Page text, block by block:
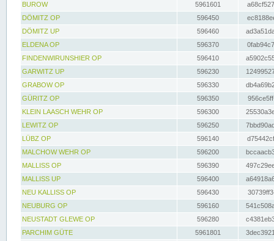
BUROW
5961601
DÖMITZ OP
596450
DÖMITZ UP
596460
ELDENA OP
596370
FINDENWIRUNSHIER OP
596410
GARWITZ UP
596230
GRABOW OP
596330
GÜRITZ OP
596350
KLEIN LAASCH WEHR OP
596300
LEWITZ OP
596250
LÜBZ OP
596140
MALCHOW WEHR OP
596200
MALLISS OP
596390
MALLISS UP
596400
NEU KALLISS OP
596430
NEUBURG OP
596160
NEUSTADT GLEWE OP
596280
PARCHIM GÜTE
5961801